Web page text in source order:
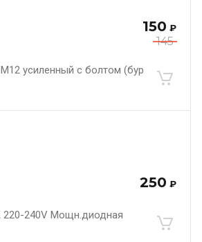
145
150 ₽
усиленный с болтом (бур
250 ₽
220-240V Мощн.диодная